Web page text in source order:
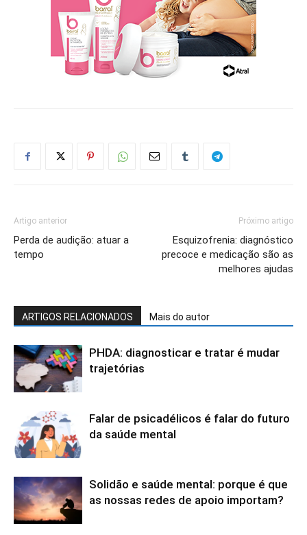
Artigo anterior
Perda de audição: atuar a
tempo
Próximo artigo
Esquizofrenia: diagnóstico
precoce e medicação são as
melhores ajudas
ARTIGOS RELACIONADOS Mais do autor
PHDA: diagnosticar e tratar é mudar
trajetórias
Falar de psicadélicos é falar do futuro
da saúde mental
Solidão e saúde mental: porque é que
as nossas redes de apoio importam?